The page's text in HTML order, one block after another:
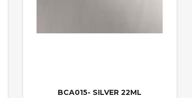
BCA015- SILVER 22ML